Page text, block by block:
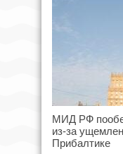
МИД РФ
из-за
Прибалтике